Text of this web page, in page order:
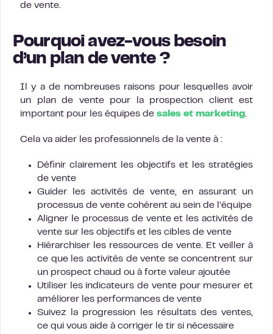
de vente.
Pourquoi avez-vous besoin
d’un plan de vente ?
Il y a de nombreuses raisons pour lesquelles avoir
un plan de vente pour la prospection client est
important pour les équipes de sales et marketing
Cela va aider les professionnels de la vente à :
Définir clairement les objectifs et les stratégies
de vente
Guider les activités de vente, en assurant un
processus de vente cohérent au sein de l’équipe
Aligner le processus de vente et les activités de
vente sur les objectifs et les cibles de vente
Hiérarchiser les ressources de vente. Et veiller à
ce que les activités de vente se concentrent sur
un prospect chaud ou à forte valeur ajoutée
Utiliser les indicateurs de vente pour mesurer et
améliorer les performances de vente
Suivez la progression les résultats des ventes,
ce qui vous aide à corriger le tir si nécessaire